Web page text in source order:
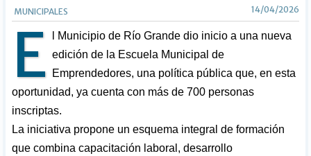
MUNICIPALES 14/04/2026
E
l Municipio de Río Grande dio inicio a una nueva
edición de la Escuela Municipal de
Emprendedores, una política pública que, en esta
oportunidad, ya cuenta con más de 700 personas
inscriptas.
La iniciativa propone un esquema integral de formación
que combina capacitación laboral, desarrollo